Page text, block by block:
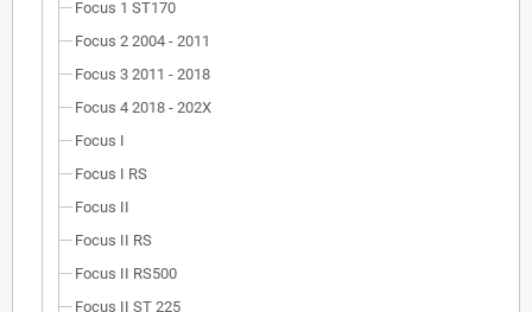
Focus 1 ST170
Focus 2 2004 - 2011
Focus 3 2011 - 2018
Focus 4 2018 - 202X
Focus I
Focus I RS
Focus II
Focus II RS
Focus II RS500
Focus II ST 225